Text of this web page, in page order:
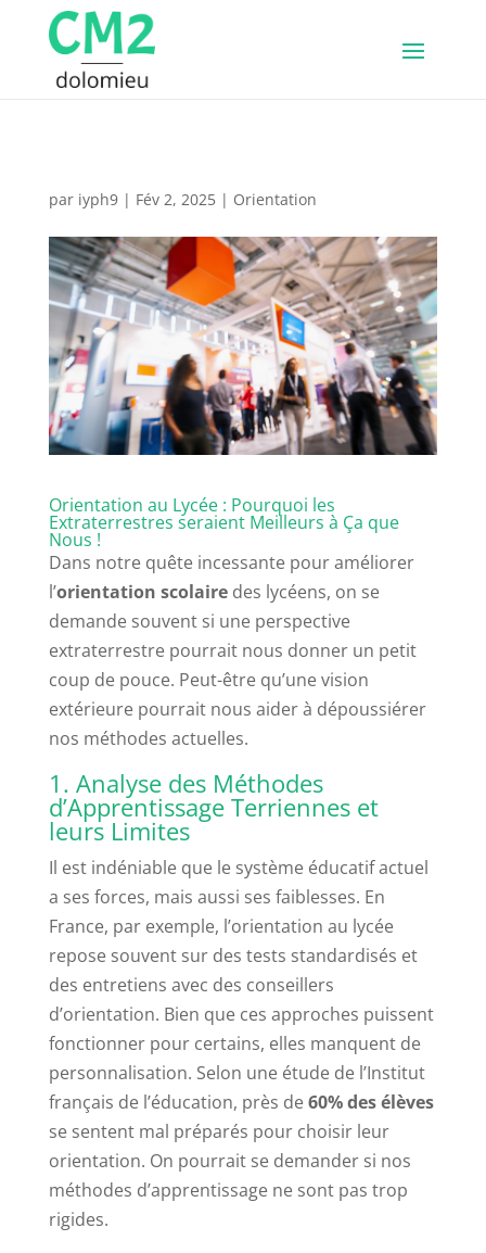
par iyph9| Fév 2, 2025| Orientation
Orientation au Lycée : Pourquoi les
Extraterrestres seraient Meilleurs à Ça que
Nous !
Dans notre quête incessante pour améliorer
l’orientation scolairedes lycéens, on se
demande souvent si une perspective
extraterrestre pourrait nous donner un petit
coup de pouce. Peut-être qu’une vision
extérieure pourrait nous aider à dépoussiérer
nos méthodes actuelles.
1. Analyse des Méthodes
d’Apprentissage Terriennes et
leurs Limites
Il est indéniable que le système éducatif actuel
a ses forces, mais aussi ses faiblesses. En
France, par exemple, l’orientation au lycée
repose souvent sur des tests standardisés et
des entretiens avec des conseillers
d’orientation. Bien que ces approches puissent
fonctionner pour certains, elles manquent de
personnalisation. Selon une étude de l’Institut
français de l’éducation, près de60% des élèves
se sentent mal préparés pour choisir leur
orientation. On pourrait se demander si nos
méthodes d’apprentissage ne sont pas trop
rigides.